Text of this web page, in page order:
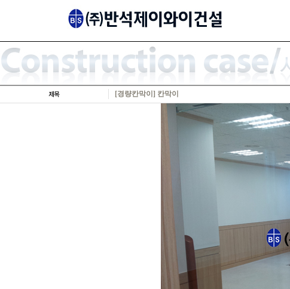
[경량칸막이] 칸막이